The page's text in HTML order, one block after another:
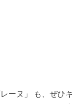
ーヌ」 も、ぜひキ